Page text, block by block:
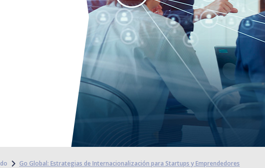
Go Global: Estrategias de Internacionalización para Startups y Emprendedores